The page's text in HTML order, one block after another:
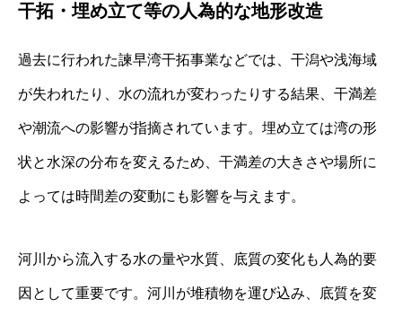
干拓・埋め立て等の人為的な地形改造
過去に行われた諫早湾干拓事業などでは、干潟や浅海域
が失われたり、水の流れが変わったりする結果、干満差
や潮流への影響が指摘されています。埋め立ては湾の形
状と水深の分布を変えるため、干満差の大きさや場所に
よっては時間差の変動にも影響を与えます。
河川から流入する水の量や水質、底質の変化も人為的要
因として重要です。河川が堆積物を運び込み、底質を変